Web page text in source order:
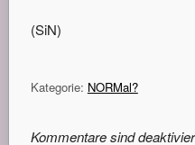
(SiN)
Kategorie: NORMal?
Kommentare sind